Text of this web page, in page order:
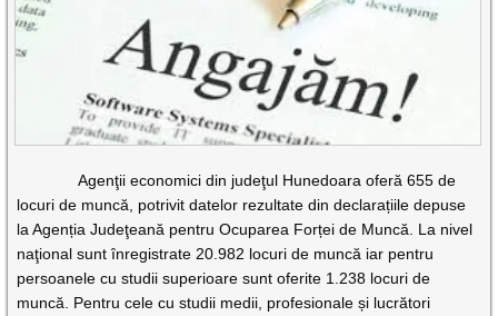
Agenţii economici din judeţul Hunedoara oferă 655 de
locuri de muncă, potrivit datelor rezultate din declarațiile depuse
la Agenția Judeţeană pentru Ocuparea Forței de Muncă. La nivel
naţional sunt înregistrate 20.982 locuri de muncă iar pentru
persoanele cu studii superioare sunt oferite 1.238 locuri de
muncă. Pentru cele cu studii medii, profesionale și lucrători